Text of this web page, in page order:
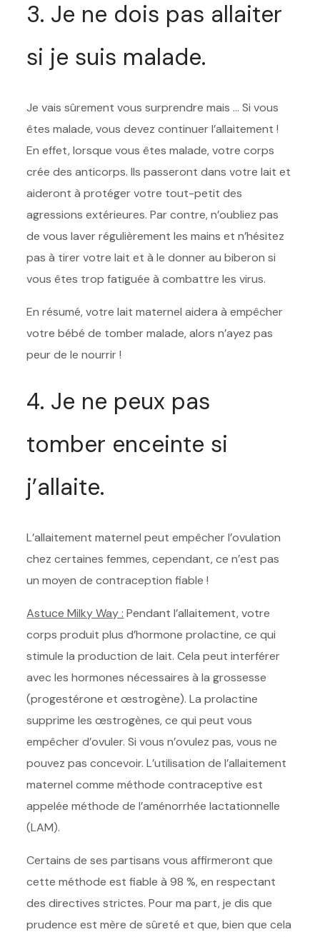
3. Je ne dois pas allaiter
si je suis malade.
Je vais sûrement vous surprendre mais … Si vous
êtes malade, vous devez continuer l’allaitement !
En effet, lorsque vous êtes malade, votre corps
crée des anticorps. Ils passeront dans votre lait et
aideront à protéger votre tout-petit des
agressions extérieures. Par contre, n’oubliez pas
de vous laver régulièrement les mains et n’hésitez
pas à tirer votre lait et à le donner au biberon si
vous êtes trop fatiguée à combattre les virus.
En résumé, votre lait maternel aidera à empêcher
votre bébé de tomber malade, alors n’ayez pas
peur de le nourrir !
4. Je ne peux pas
tomber enceinte si
j’allaite.
L’allaitement maternel peut empêcher l’ovulation
chez certaines femmes, cependant, ce n’est pas
un moyen de contraception fiable !
Astuce Milky Way : Pendant l’allaitement, votre
corps produit plus d’hormone prolactine, ce qui
stimule la production de lait. Cela peut interférer
avec les hormones nécessaires à la grossesse
(progestérone et œstrogène). La prolactine
supprime les œstrogènes, ce qui peut vous
empêcher d’ovuler. Si vous n’ovulez pas, vous ne
pouvez pas concevoir. L’utilisation de l’allaitement
maternel comme méthode contraceptive est
appelée méthode de l’aménorrhée lactationnelle
(LAM).
Certains de ses partisans vous affirmeront que
cette méthode est fiable à 98 %, en respectant
des directives strictes. Pour ma part, je dis que
prudence est mère de sûreté et que, bien que cela